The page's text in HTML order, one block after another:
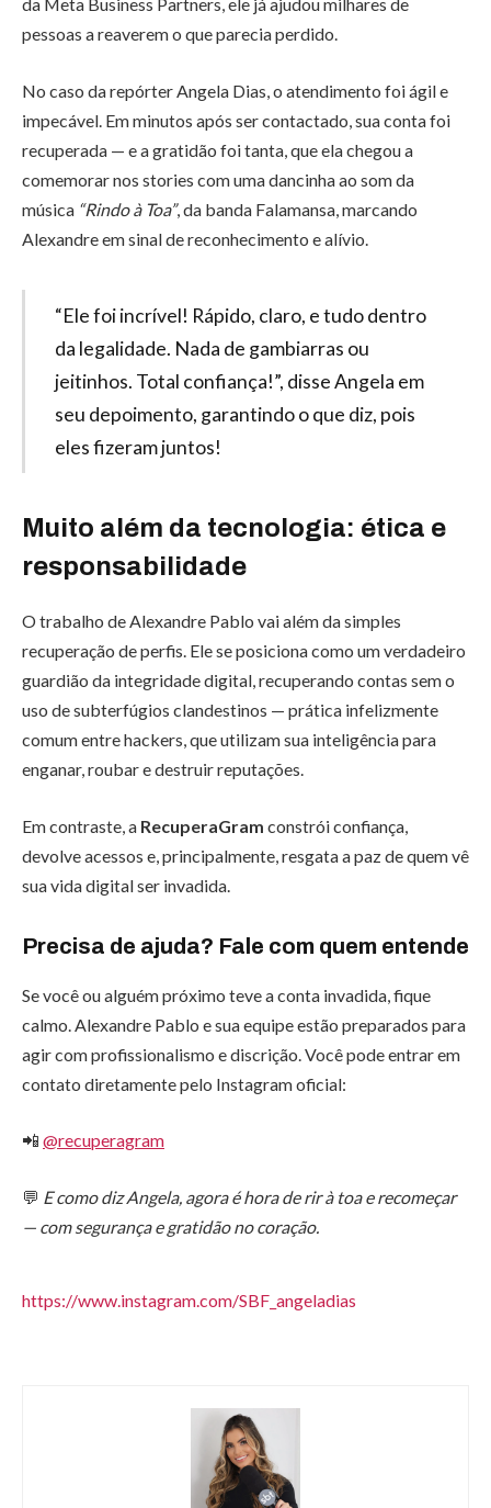
pessoas a reaverem o que parecia perdido.
No caso da repórter Angela Dias, o atendimento foi ágil e
impecável. Em minutos após ser contactado, sua conta foi
recuperada — e a gratidão foi tanta, que ela chegou a
comemorar nos stories com uma dancinha ao som da
música “Rindo à Toa”, da banda Falamansa, marcando
Alexandre em sinal de reconhecimento e alívio.
“Ele foi incrível! Rápido, claro, e tudo dentro
da legalidade. Nada de gambiarras ou
jeitinhos. Total confiança!”, disse Angela em
seu depoimento, garantindo o que diz, pois
eles fizeram juntos!
Muito além da tecnologia: ética e
responsabilidade
O trabalho de Alexandre Pablo vai além da simples
recuperação de perfis. Ele se posiciona como um verdadeiro
guardião da integridade digital, recuperando contas sem o
uso de subterfúgios clandestinos — prática infelizmente
comum entre hackers, que utilizam sua inteligência para
enganar, roubar e destruir reputações.
Em contraste, a RecuperaGram constrói confiança,
devolve acessos e, principalmente, resgata a paz de quem vê
sua vida digital ser invadida.
Precisa de ajuda? Fale com quem entende
Se você ou alguém próximo teve a conta invadida, fique
calmo. Alexandre Pablo e sua equipe estão preparados para
agir com profissionalismo e discrição. Você pode entrar em
contato diretamente pelo Instagram oficial:
📲 @recuperagram
💬 E como diz Angela, agora é hora de rir à toa e recomeçar
— com segurança e gratidão no coração.
https://www.instagram.com/SBF_angeladias